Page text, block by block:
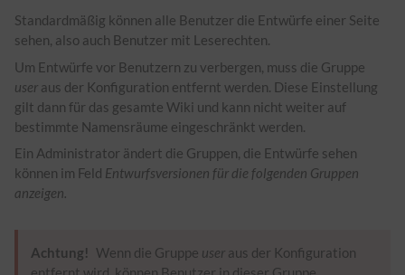
Standardmäßig können alle Benutzer die Entwürfe einer Seite
sehen, also auch Benutzer mit Leserechten.
Um Entwürfe vor Benutzern zu verbergen, muss die Gruppe
user aus der Konfiguration entfernt werden. Diese Einstellung
gilt dann für das gesamte Wiki und kann nicht weiter auf
bestimmte Namensräume eingeschränkt werden.
Ein Administrator ändert die Gruppen, die Entwürfe sehen
können im Feld Entwurfsversionen für die folgenden Gruppen
anzeigen.
Achtung! Wenn die Gruppe useraus der Konfiguration